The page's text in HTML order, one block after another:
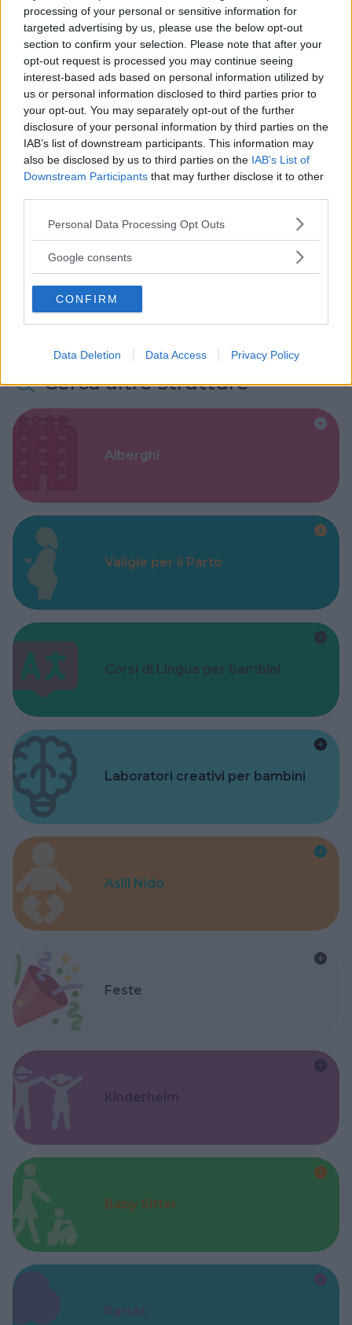
processing of your personal or sensitive information for
targeted advertising by us, please use the below opt-out
section to confirm your selection. Please note that after your
opt-out request is processed you may continue seeing
interest-based ads based on personal information utilized by
us or personal information disclosed to third parties prior to
your opt-out. You may separately opt-out of the further
disclosure of your personal information by third parties on the
IAB’s list of downstream participants. This information may
also be disclosed by us to third parties on the IAB’s List of
Downstream Participants that may further disclose it to other
Please note that this website/app uses one or more Google
not limited to your visit or usage behaviour. You may click to
use your data for below specified purposes in below Google
consent section.
Personal Data Processing Opt Outs
Google consents
CONFIRM
Data Deletion Data Access Privacy Policy
L’affascinante mondo dei rettili, il volo silenzioso del
gufo, i colori dei pappagalli: a tu per tu con il mondo
animale per vivere emozioni uniche.
Servizi
Parcheggio gratuito, ristorante/self service, aree Pic-
nic.
Descrizione Feste
E’ possibile organizzare feste di compleanno con
giochi sulla natura.
Cerca altre strutture
Alberghi
Valigie per il Parto
Corsi di Lingua per bambini
Laboratori creativi per bambini
Asili Nido
Feste
Kinderheim
Baby Sitter
Parchi